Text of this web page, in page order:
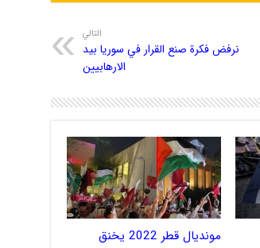
التالي
نرفض فكرة صنع القرار في سوريا بيد
الارهابيين
مونديال قطر 2022 يخنق